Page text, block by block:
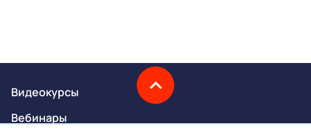
Видеокурсы
Вебинары